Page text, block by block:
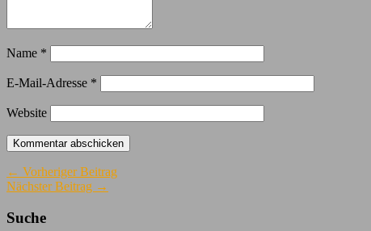
Name *
E-Mail-Adresse *
Website
← Vorheriger Beitrag
Nächster Beitrag →
Suche